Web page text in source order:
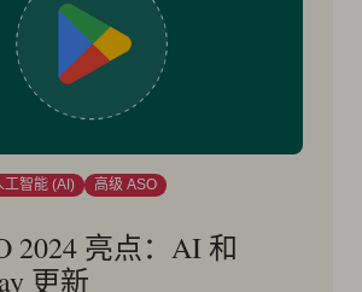
工智能 (AI)
高级 ASO
2024 亮点：AI 和
更新